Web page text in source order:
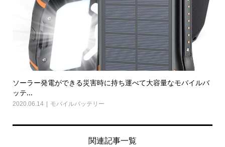
ソーラー発電ができる災害時に持ち運べて大容量なモバイルバ
ッテ...
2020.06.14 モバイルバッテリー
関連記事一覧